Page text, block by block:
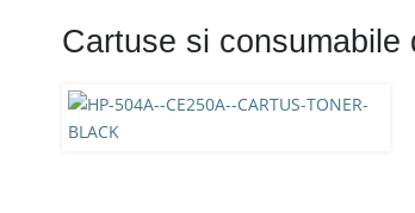
Cartuse si consumabile